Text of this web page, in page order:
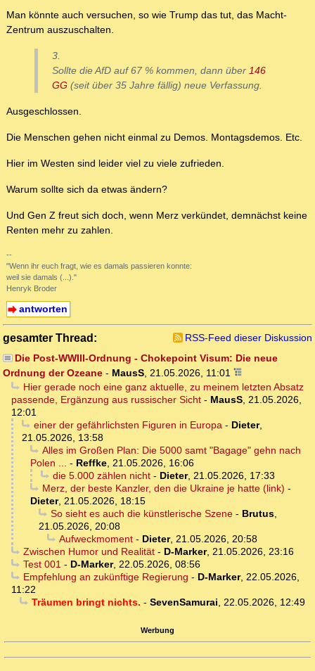
Man könnte auch versuchen, so wie Trump das tut, das Macht-
Zentrum auszuschalten.
3.
Sollte die AfD auf 67 % kommen, dann über 146
GG (seit über 35 Jahre fällig) neue Verfassung.
Ausgeschlossen.
Die Menschen gehen nicht einmal zu Demos. Montagsdemos. Etc.
Hier im Westen sind leider viel zu viele zufrieden.
Warum sollte sich da etwas ändern?
Und Gen Z freut sich doch, wenn Merz verkündet, demnächst keine
Renten mehr zu zahlen.
--
"Wenn ihr euch fragt, wie es damals passieren konnte:
weil sie damals (...)."
Henryk Broder
antworten
gesamter Thread:
RSS-Feed dieser Diskussion
Die Post-WWIII-Ordnung - Chokepoint Visum: Die neue
Ordnung der Ozeane - MausS, 21.05.2026, 11:01
Hier gerade noch eine ganz aktuelle, zu meinem letzten Absatz
passende, Ergänzung aus russischer Sicht - MausS, 21.05.2026,
12:01
einer der gefährlichsten Figuren in Europa- Dieter,
21.05.2026, 13:58
Alles im Großen Plan: Die 5000 samt "Bagage" gehn nach
Polen ... - Reffke, 21.05.2026, 16:06
die 5.000 zählen nicht- Dieter, 21.05.2026, 17:33
Merz, der beste Kanzler, den die Ukraine je hatte (link) -
Dieter, 21.05.2026, 18:15
So sieht es auch die künstlerische Szene- Brutus,
21.05.2026, 20:08
Aufweckmoment- Dieter, 21.05.2026, 20:58
Zwischen Humor und Realität- D-Marker, 21.05.2026, 23:16
Test 001- D-Marker, 22.05.2026, 08:56
Empfehlung an zukünftige Regierung - D-Marker, 22.05.2026,
11:22
Träumen bringt nichts. - SevenSamurai, 22.05.2026, 12:49
Werbung